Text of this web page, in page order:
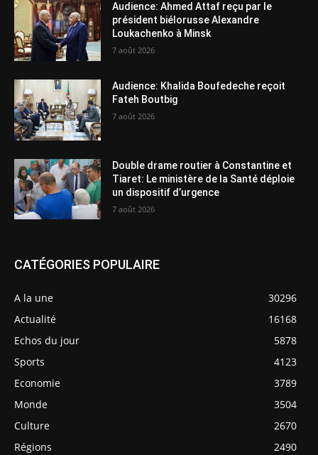
Audience: Ahmed Attaf reçu par le
président biélorusse Alexandre
Loukachenko à Minsk
7 août 2026
Audience: Khalida Boufedeche reçoit
Fateh Boutbig
7 août 2026
Double drame routier à Constantine et
Tiaret: Le ministère de la Santé déploie
un dispositif d’urgence
7 août 2026
CATÉGORIES POPULAIRE
A la une
30296
Actualité
16168
Echos du jour
5878
Sports
4123
Economie
3789
Monde
3504
Culture
2670
Régions
2490